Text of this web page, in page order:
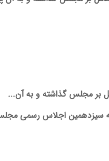
بر مجلس گذاشته و به آن...